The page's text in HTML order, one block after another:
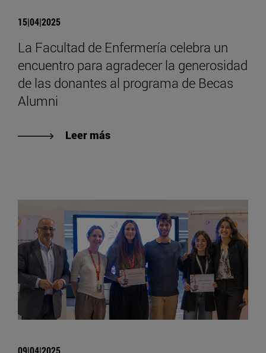
15|04|2025
La Facultad de Enfermería celebra un
encuentro para agradecer la generosidad
de las donantes al programa de Becas
Alumni
Leer más
09|04|2025